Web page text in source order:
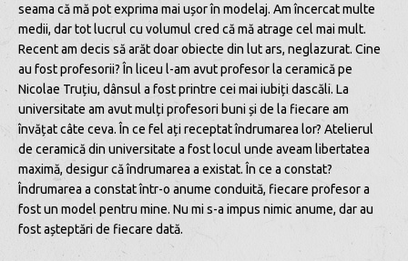
seama că mă pot exprima mai ușor în modelaj. Am încercat multe
medii, dar tot lucrul cu volumul cred că mă atrage cel mai mult.
Recent am decis să arăt doar obiecte din lut ars, neglazurat. Cine
au fost profesorii? În liceu l-am avut profesor la ceramică pe
Nicolae Truțiu, dânsul a fost printre cei mai iubiți dascăli. La
universitate am avut mulți profesori buni și de la fiecare am
învățat câte ceva. În ce fel ați receptat îndrumarea lor? Atelierul
de ceramică din universitate a fost locul unde aveam libertatea
maximă, desigur că îndrumarea a existat. În ce a constat?
Îndrumarea a constat într-o anume conduită, fiecare profesor a
fost un model pentru mine. Nu mi s-a impus nimic anume, dar au
fost așteptări de fiecare dată.